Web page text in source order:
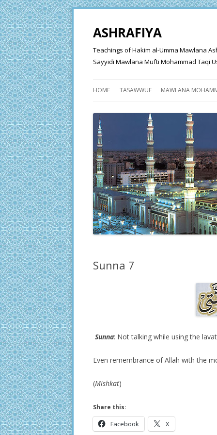
ASHRAFIYA
Teachings of Hakim al-Umma Mawlana
Sayyidi Mawlana Mufti Mohammad Taqi
HOME TASAWWUF MAWLANA
Sunna 7
Sunna: Not talking while using the
Even remembrance of Allah with the
(Mishkat)
Share this:
Facebook X